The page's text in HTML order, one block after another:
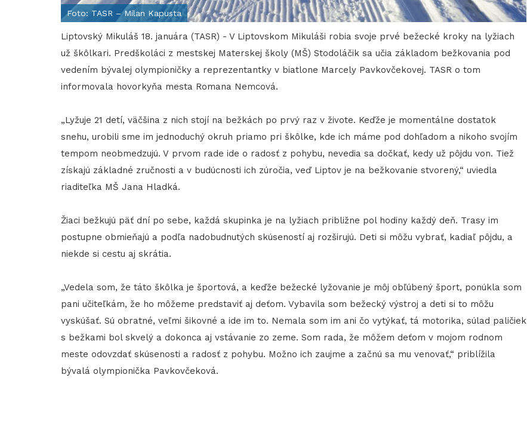
Foto: TASR – Milan Kapusta
Liptovský Mikuláš 18. januára (TASR) - V Liptovskom Mikuláši robia svoje prvé bežecké kroky na lyžiach
už škôlkari. Predškoláci z mestskej Materskej školy (MŠ) Stodoláčik sa učia základom bežkovania pod
vedením bývalej olympioničky a reprezentantky v biatlone Marcely Pavkovčekovej. TASR o tom
informovala hovorkyňa mesta Romana Nemcová.
„Lyžuje 21 detí, väčšina z nich stojí na bežkách po prvý raz v živote. Keďže je momentálne dostatok
snehu, urobili sme im jednoduchý okruh priamo pri škôlke, kde ich máme pod dohľadom a nikoho svojím
tempom neobmedzujú. V prvom rade ide o radosť z pohybu, nevedia sa dočkať, kedy už pôjdu von. Tiež
získajú základné zručnosti a v budúcnosti ich zúročia, veď Liptov je na bežkovanie stvorený,“ uviedla
riaditeľka MŠ Jana Hladká.
Žiaci bežkujú päť dní po sebe, každá skupinka je na lyžiach približne pol hodiny každý deň. Trasy im
postupne obmieňajú a podľa nadobudnutých skúseností aj rozširujú. Deti si môžu vybrať, kadiaľ pôjdu, a
niekde si cestu aj skrátia.
​​​​​​​„Vedela som, že táto škôlka je športová, a keďže bežecké lyžovanie je môj obľúbený šport, ponúkla som
pani učiteľkám, že ho môžeme predstaviť aj deťom. Vybavila som bežecký výstroj a deti si to môžu
vyskúšať. Sú obratné, veľmi šikovné a ide im to. Nemala som im ani čo vytýkať, tá motorika, súlad paličiek
s bežkami bol skvelý a dokonca aj vstávanie zo zeme. Som rada, že môžem deťom v mojom rodnom
meste odovzdať skúsenosti a radosť z pohybu. Možno ich zaujme a začnú sa mu venovať,“ priblížila
bývalá olympionička Pavkovčeková.